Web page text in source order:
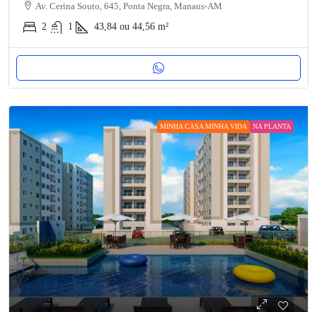
Av. Cerina Souto, 645, Ponta Negra, Manaus-AM
2
1 43,84 ou 44,56 m²
MINHA CASA MINHA VIDA NA PLANTA